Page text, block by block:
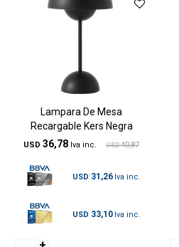
Lampara De Mesa
Recargable Kers Negra
USD 36,78 USD 40,87
USD 31,26
USD 33,10